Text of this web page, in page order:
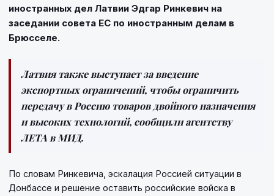
иностранных дел Латвии Эдгар Ринкевич на
заседании совета ЕС по иностранным делам в
Брюсселе.
Латвия также выступает за введение
экспортных ограничений, чтобы ограничить
передачу в Россию товаров двойного назначения
и высоких технологий, сообщили агентству
ЛЕТА в МИД.
По словам Ринкевича, эскалация Россией ситуации в
Донбассе и решение оставить российские войска в